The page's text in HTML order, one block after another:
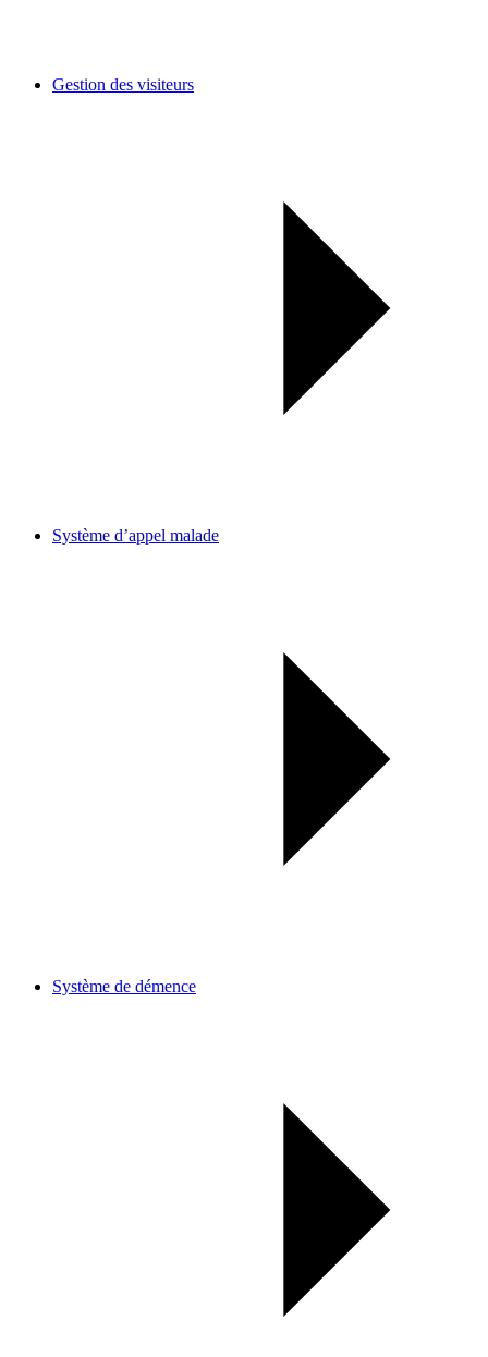
Gestion des visiteurs
Système d’appel malade
Système de démence